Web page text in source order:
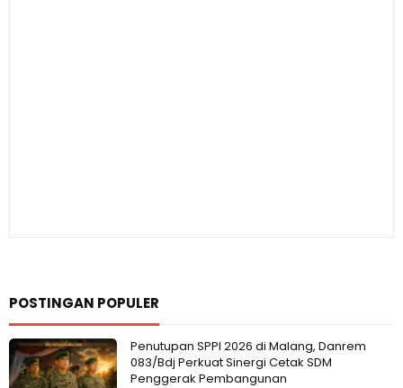
POSTINGAN POPULER
Penutupan SPPI 2026 di Malang, Danrem
083/Bdj Perkuat Sinergi Cetak SDM
Penggerak Pembangunan